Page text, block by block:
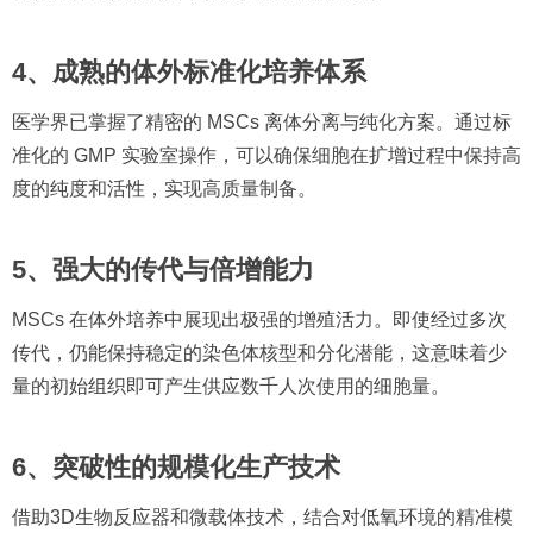
4、成熟的体外标准化培养体系
医学界已掌握了精密的 MSCs 离体分离与纯化方案。通过标
准化的 GMP 实验室操作，可以确保细胞在扩增过程中保持高
度的纯度和活性，实现高质量制备。
5、强大的传代与倍增能力
MSCs 在体外培养中展现出极强的增殖活力。即使经过多次
传代，仍能保持稳定的染色体核型和分化潜能，这意味着少
量的初始组织即可产生供应数千人次使用的细胞量。
6、突破性的规模化生产技术
借助3D生物反应器和微载体技术，结合对低氧环境的精准模